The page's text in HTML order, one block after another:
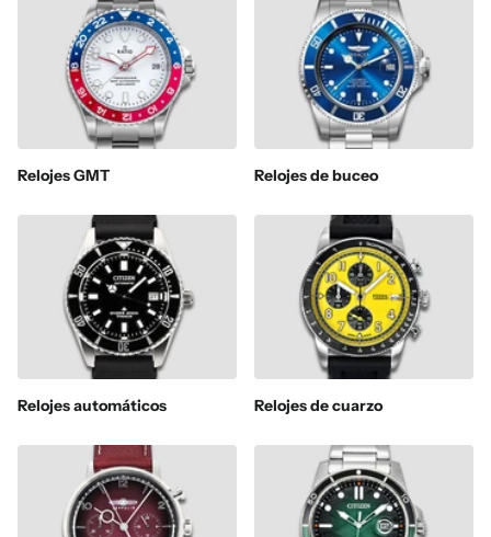
Relojes GMT Relojes de buceo
Relojes automáticos Relojes de cuarzo